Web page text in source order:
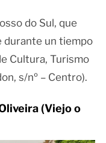
do Sul, que
durante un tiempo
Cultura, Turismo
s/nº – Centro).
(Viejo o